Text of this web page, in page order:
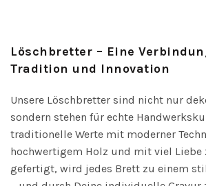
Löschbretter – Eine
Tradition und Innovation
Unsere Löschbretter sind nicht nur
sondern stehen für echte
traditionelle Werte mit moderner
hochwertigem Holz und mit viel Liebe
gefertigt, wird jedes Brett zu einem